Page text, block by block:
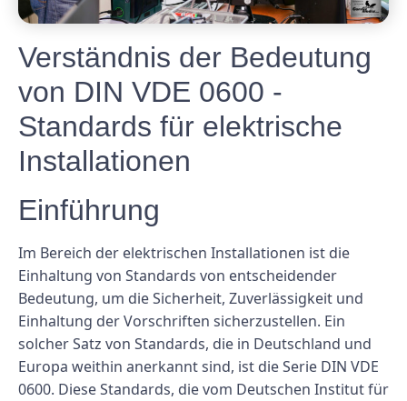
Verständnis der Bedeutung
von DIN VDE 0600 -
Standards für elektrische
Installationen
Einführung
Im Bereich der elektrischen Installationen ist die
Einhaltung von Standards von entscheidender
Bedeutung, um die Sicherheit, Zuverlässigkeit und
Einhaltung der Vorschriften sicherzustellen. Ein
solcher Satz von Standards, die in Deutschland und
Europa weithin anerkannt sind, ist die Serie DIN VDE
0600. Diese Standards, die vom Deutschen Institut für